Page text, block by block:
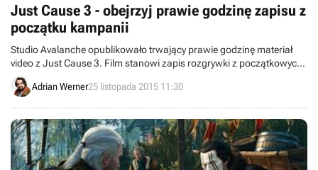
Just Cause 3 - obejrzyj prawie godzinę zapisu z
początku kampanii
Studio Avalanche opublikowało trwający prawie godzinę materiał
video z Just Cause 3. Film stanowi zapis rozgrywki z początkowych
etapów kampanii.
Adrian Werner25 listopada 2015 11:30